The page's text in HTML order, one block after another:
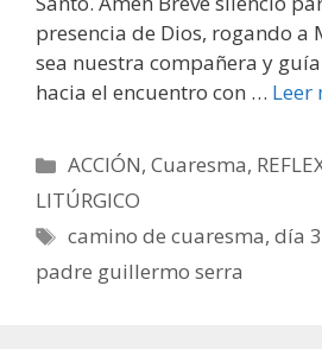
presencia de Dios, rogando a
sea nuestra compañera y
hacia el encuentro con … Leer
Categorías
ACCIÓN,Cuaresma,
LITÚRGICO
Etiquetas
camino de cuaresma,día 3
padre guillermo serra